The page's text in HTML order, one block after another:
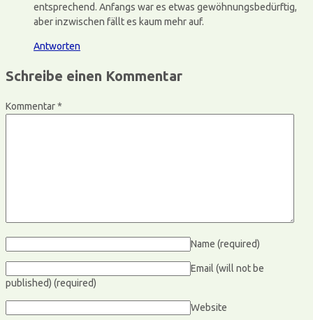
entsprechend. Anfangs war es etwas gewöhnungsbedürftig,
aber inzwischen fällt es kaum mehr auf.
Antworten
Schreibe einen Kommentar
Kommentar*
Name (required)
Email (will not be
published) (required)
Website